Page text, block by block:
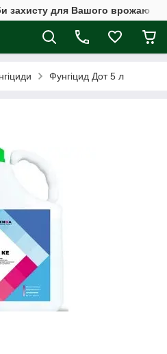
захисту для Вашого врожаю
Фунгіцид Дот 5 л